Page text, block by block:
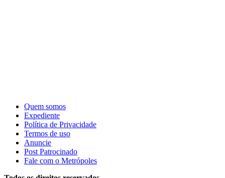
Quem somos
Expediente
Política de Privacidade
Termos de uso
Anuncie
Post Patrocinado
Fale com o Metrópoles